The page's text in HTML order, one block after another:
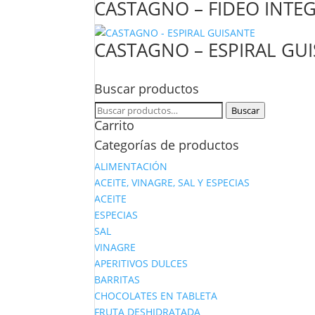
CASTAGNO – FIDEO
CASTAGNO – ESPIRAL
Buscar productos
Buscar
por:
Buscar
Carrito
Categorías de productos
ALIMENTACIÓN
ACEITE, VINAGRE, SAL Y ESPECIAS
ACEITE
ESPECIAS
SAL
VINAGRE
APERITIVOS DULCES
BARRITAS
CHOCOLATES EN TABLETA
FRUTA DESHIDRATADA